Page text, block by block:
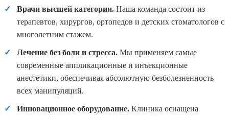
Врачи высшей категории. Наша команда состоит из
терапевтов, хирургов, ортопедов и детских стоматологов с
многолетним стажем.
Лечение без боли и стресса. Мы применяем самые
современные аппликационные и инъекционные
анестетики, обеспечивая абсолютную безболезненность
всех манипуляций.
Инновационное оборудование. Клиника оснащена